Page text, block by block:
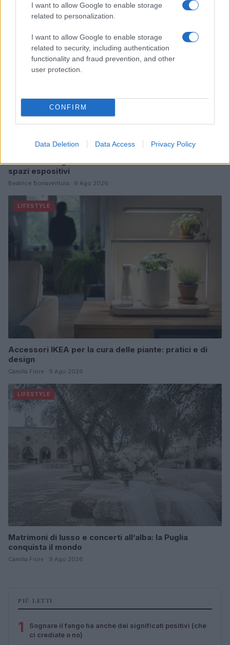
I want to allow Google to enable storage
related to personalization.
I want to allow Google to enable storage
related to security, including authentication
functionality and fraud prevention, and other
user protection.
CONFIRM
Data Deletion Data Access Privacy Policy
LIFESTYLE
Mostre a Parigi estate 2026: cosa vedere nei musei e
spazi espositivi
Beatrice Bonaventura · 9 Ago 2026
LIFESTYLE
Accessori IKEA per la cura delle piante: pratici e di
design
Camilla Fiore · 9 Ago 2026
LIFESTYLE
Matrimoni di lusso e concerti all’alba: la Puglia
conquista il mondo
Camilla Fiore · 9 Ago 2026
PIÙ LETTI
1
Sognare il fango ha anche dei significati positivi (che
ci crediate o no)